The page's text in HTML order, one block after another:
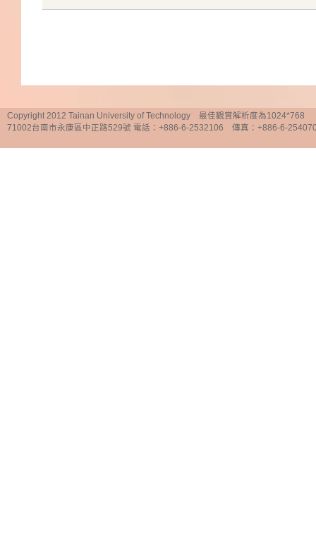
Copyright 2012 Tainan University of Technology 最佳觀賞解析度為1024*768
71002台南市永康區中正路529號 電話：+886-6-2532106 傳真：+886-6-